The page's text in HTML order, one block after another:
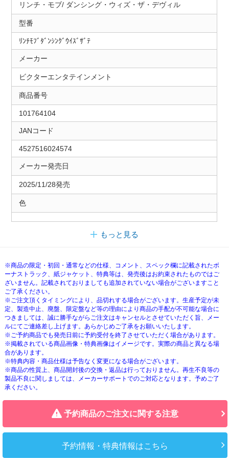
リンチ・モブ/ ダンシング・ウィズ・ザ・デヴィル
型番
ﾘﾝﾁﾓﾌﾞﾀﾞﾝｼﾝｸﾞｳｲｽﾞｻﾞﾃ
メーカー
ビクターエンタテインメント
商品番号
101764104
JANコード
4527516024574
メーカー発売日
2025/11/28発売
色
もっと見る
※商品の限定・初回・通常などの仕様、コメント、スペック欄に記載されたボ
ーナストラック、紙ジャケット、特典等は、発売後はお約束されたものではご
ざいません。記載されておりましても追加されていない場合がございますこと
ご了承ください。
※ご注文頂くタイミングにより、品切れする場合がございます。生産予定が未
定、製造中止、廃盤、限定盤など等の理由により商品の手配が不可能な場合に
つきましては、誠に勝手ながらご注文はキャンセルとさせていただく旨、メー
ルにてご連絡差し上げます。あらかじめご了承をお願いいたします。
※ご予約商品でも発売日前に予約受付を終了させていただく場合があります。
※掲載されている商品画像・特典画像はイメージです。実際の商品と異なる場
合があります。
※特典内容・商品仕様は予告なく変更になる場合がございます。
※商品の性質上、商品開封後の交換・返品は行っておりません。再生不良等の
製品不良に関しましては、メーカーサポートでのご対応となります。予めご了
承ください。
予約商品のご注文に関する注意
予約情報・特典情報はこちら